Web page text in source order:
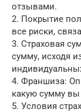
отзывами.
2. Покрытие
все риски,
3. Страховая
сумму, исходя
4. Франшиза:
какую сумму вы
5. Условия